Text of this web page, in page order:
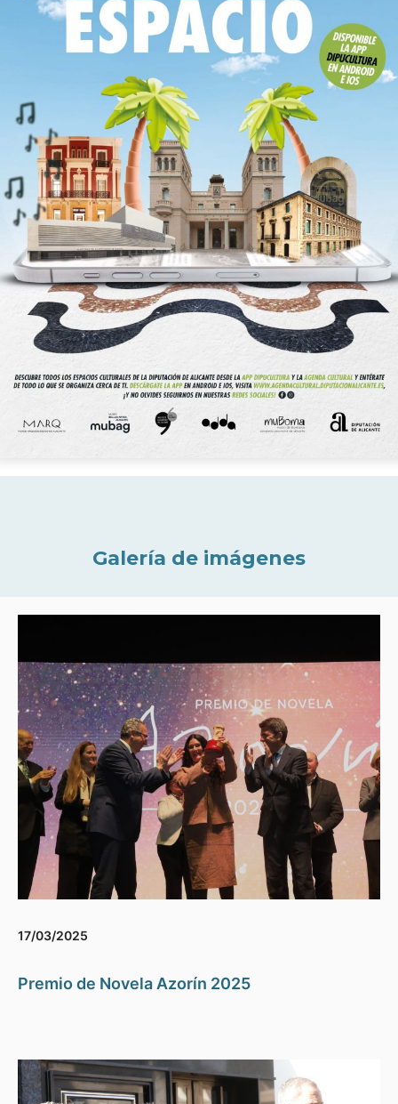
Galería de imágenes
17/03/2025
Premio de Novela Azorín 2025